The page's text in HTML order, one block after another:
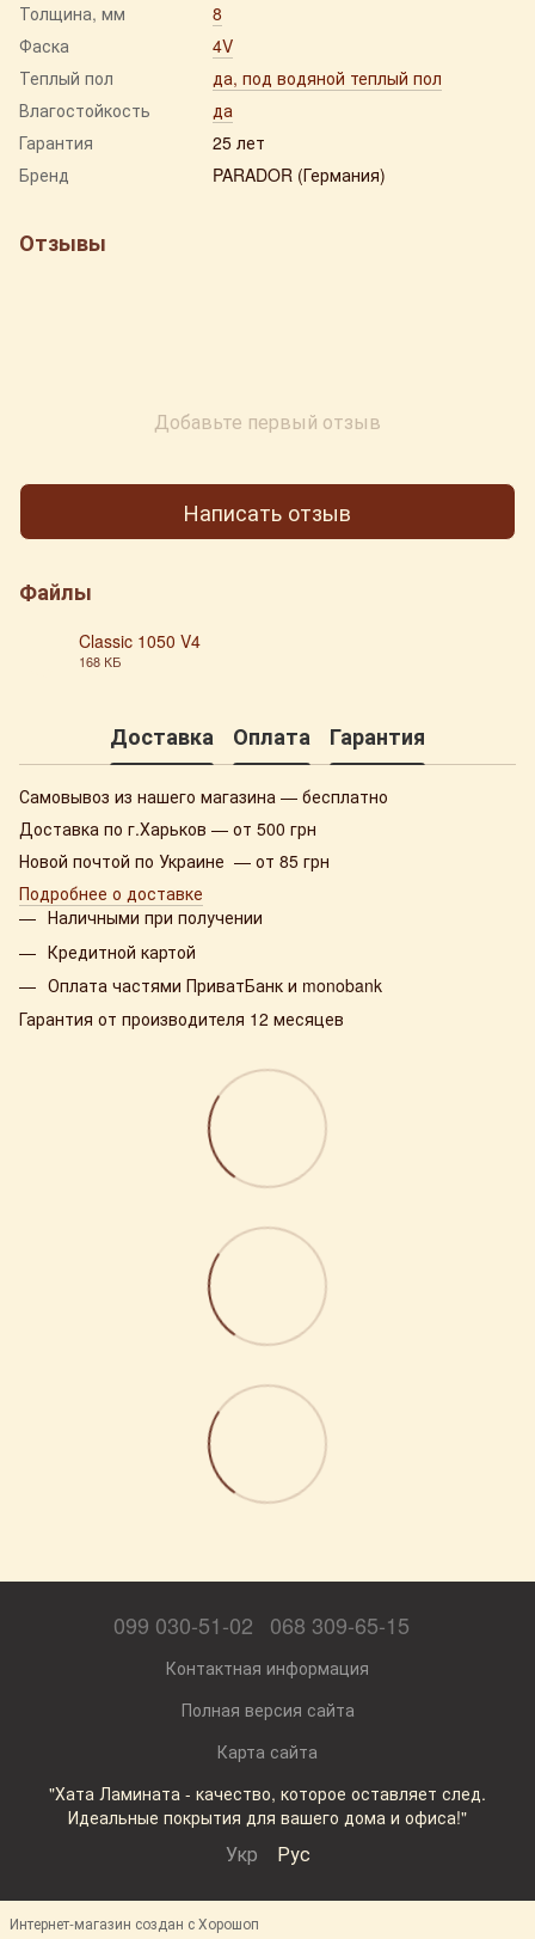
Толщина, мм
8
Фаска
4V
Теплый пол
да, под водяной теплый пол
Влагостойкость
да
Гарантия
25 лет
Бренд
PARADOR (Германия)
Отзывы
Добавьте первый отзыв
Написать отзыв
Файлы
Classic 1050 V4
168 КБ
Доставка Оплата Гарантия
Самовывоз из нашего магазина — бесплатно
Доставка по г.Харьков — от 500 грн
Новой почтой по Украине — от 85 грн
Подробнее о доставке
Наличными при получении
Кредитной картой
Оплата частями ПриватБанк и monobank
Гарантия от производителя 12 месяцев
099 030-51-02 068 309-65-15
Контактная информация
Полная версия сайта
Карта сайта
"Хата Ламината - качество, которое оставляет след.
Идеальные покрытия для вашего дома и офиса!"
Укр Рус
Интернет-магазин создан с Хорошоп